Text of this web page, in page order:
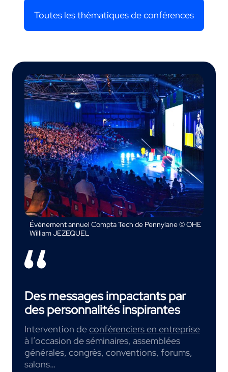
Toutes les thématiques de conférences
Événement annuel Compta Tech de Pennylane © OHE
William JEZEQUEL
Des messages impactants par
des personnalités inspirantes
Intervention deconférenciers en entreprise
à l’occasion de séminaires, assemblées
générales, congrès, conventions, forums,
salons…